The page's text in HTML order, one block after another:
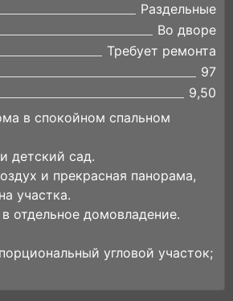
Раздельные
Во дворе
Требует ремонта
97
9,50
в спокойном спальном
детский сад.
и прекрасная панорама,
участка.
отдельное домовладение.
угловой участок;